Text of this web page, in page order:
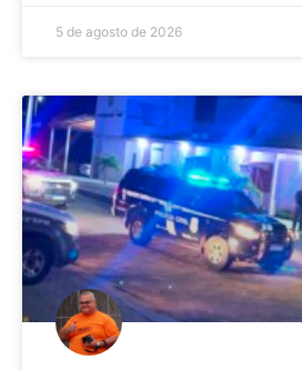
5 de agosto de 2026